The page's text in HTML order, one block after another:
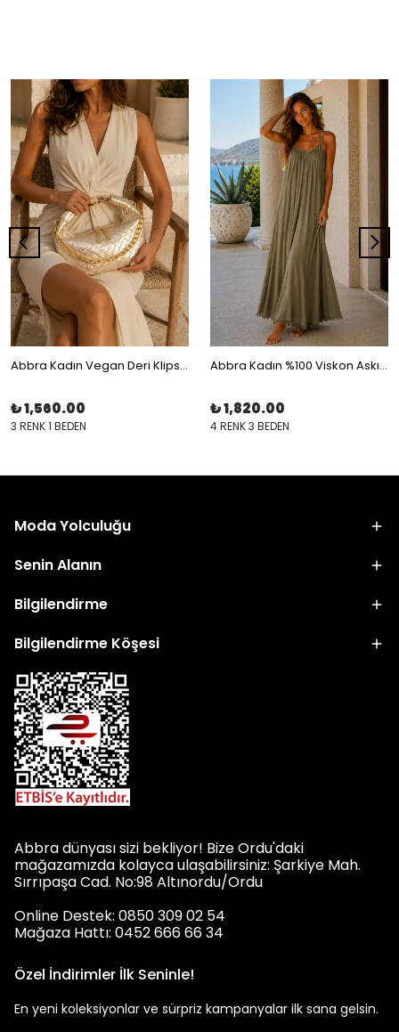
Abbra Kadın Vegan Deri Klips Tokalı Desenli Astarlı Omuz Askılı Küçük Çanta
₺ 1,560.00
3 RENK 1 BEDEN
Abbra Kadın %100 Viskon Askılı Astarlı Yazlık Elbise
₺ 1,820.00
4 RENK 3 BEDEN
Moda Yolculuğu
Senin Alanın
Bilgilendirme
Bilgilendirme Köşesi
Abbra dünyası sizi bekliyor! Bize Ordu'daki
mağazamızda kolayca ulaşabilirsiniz: Şarkiye Mah.
Sırrıpaşa Cad. No:98 Altınordu/Ordu
Online Destek: 0850 309 02 54
Mağaza Hattı: 0452 666 66 34
Özel İndirimler İlk Seninle!
En yeni koleksiyonlar ve sürpriz kampanyalar ilk sana gelsin.